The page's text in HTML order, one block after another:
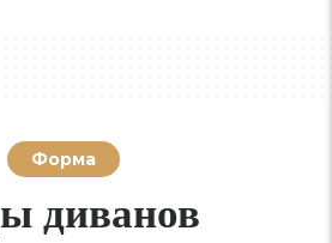
Форма
диванов